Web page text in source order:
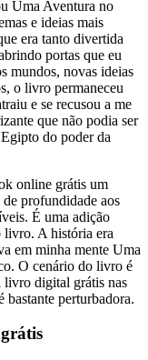
Uma Aventura no
e ideias mais
era tanto divertida
portas que eu
mundos, novas ideias
o livro permaneceu
e se recusou a me
que não podia ser
do poder da
online grátis um
profundidade aos
É uma adição
livro. A história era
em minha mente Uma
O cenário do livro é
livro digital grátis nas
bastante perturbadora.